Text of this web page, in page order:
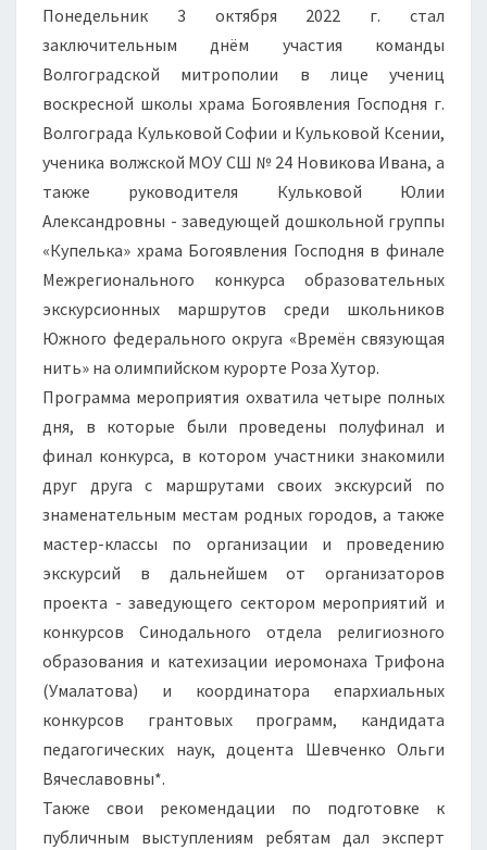
Понедельник 3 октября 2022 г. стал
заключительным днём участия команды
Волгоградской митрополии в лице учениц
воскресной школы храма Богоявления Господня г.
Волгограда Кульковой Софии и Кульковой Ксении,
ученика волжской МОУ СШ № 24 Новикова Ивана, а
также руководителя Кульковой Юлии
Александровны - заведующей дошкольной группы
«Купелька» храма Богоявления Господня в финале
Межрегионального конкурса образовательных
экскурсионных маршрутов среди школьников
Южного федерального округа «Времён связующая
нить» на олимпийском курорте Роза Хутор.
Программа мероприятия охватила четыре полных
дня, в которые были проведены полуфинал и
финал конкурса, в котором участники знакомили
друг друга с маршрутами своих экскурсий по
знаменательным местам родных городов, а также
мастер-классы по организации и проведению
экскурсий в дальнейшем от организаторов
проекта - заведующего сектором мероприятий и
конкурсов Синодального отдела религиозного
образования и катехизации иеромонаха Трифона
(Умалатова) и координатора епархиальных
конкурсов грантовых программ, кандидата
педагогических наук, доцента Шевченко Ольги
Вячеславовны*.
Также свои рекомендации по подготовке к
публичным выступлениям ребятам дал эксперт